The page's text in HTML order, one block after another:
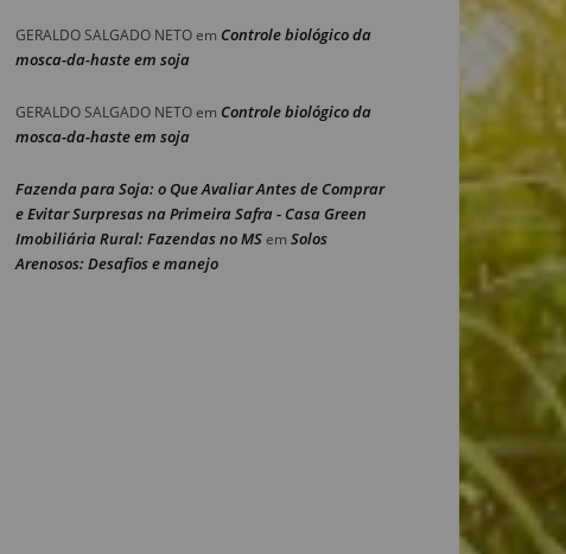
GERALDO SALGADO NETOem Controle biológico da
mosca-da-haste em soja
GERALDO SALGADO NETOem Controle biológico da
mosca-da-haste em soja
Fazenda para Soja: o Que Avaliar Antes de Comprar
e Evitar Surpresas na Primeira Safra - Casa Green
Imobiliária Rural: Fazendas no MSem Solos
Arenosos: Desafios e manejo